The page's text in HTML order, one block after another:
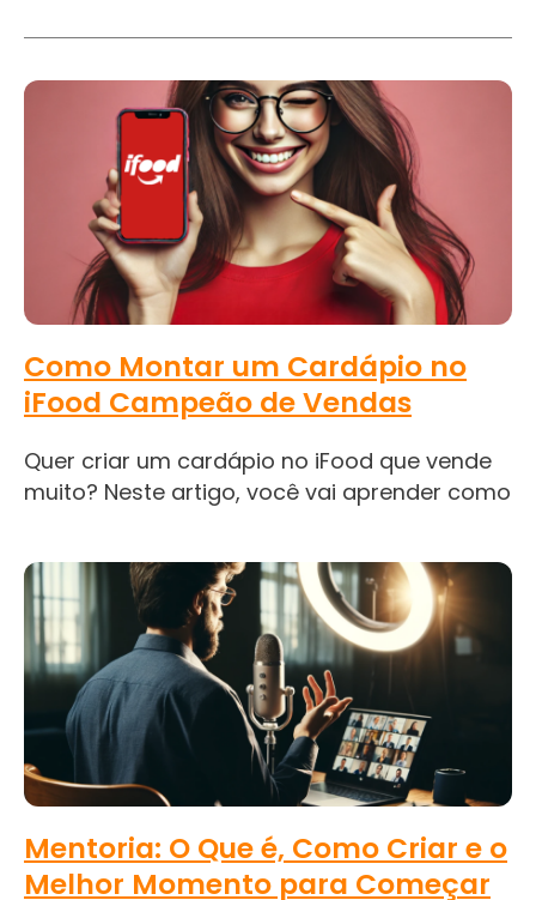
Como Montar um Cardápio no
iFood Campeão de Vendas
Quer criar um cardápio no iFood que vende
muito? Neste artigo, você vai aprender como
Mentoria: O Que é, Como Criar e o
Melhor Momento para Começar